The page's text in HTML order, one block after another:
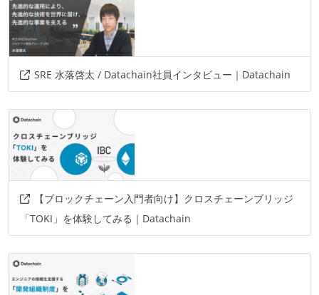
SRE 水落啓太 / Datachain社員インタビュー｜Datachain
【ブロックチェーン入門者向け】クロスチェーンブリッジ
「TOKI」を体験してみる｜Datachain